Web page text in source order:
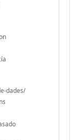
dades/